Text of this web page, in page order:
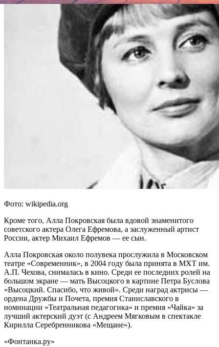
Фото: wikipedia.org
Кроме того, Алла Покровская была вдовой знаменитого
советского актера Олега Ефремова, а заслуженный артист
России, актер Михаил Ефремов — ее сын.
Алла Покровская около полувека прослужила в Московском
театре «Современник», в 2004 году была принята в МХТ им.
А.П. Чехова, снималась в кино. Среди ее последних ролей на
большом экране — мать Высоцкого в картине Петра Буслова
«Высоцкий. Спасибо, что живой». Среди наград актрисы —
ордена Дружбы и Почета, премия Станиславского в
номинации «Театральная педагогика» и премия «Чайка» за
лучший актерский дуэт (с Андреем Мягковым в спектакле
Кирилла Серебренникова «Мещане»).
«Фонтанка.ру»